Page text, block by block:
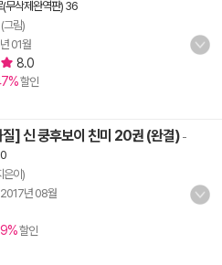
(무삭제완역판) 36
(그림)
01월
8.0
할인
] 신 쿵후보이 친미 20권 (완결) -
은이)
2017년 08월
할인